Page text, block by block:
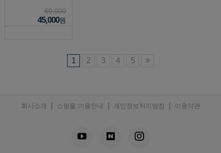
60,000
45,000원
1 2 3 4 5
회사소개 쇼핑몰 이용안내 개인정보처리방침 이용약관